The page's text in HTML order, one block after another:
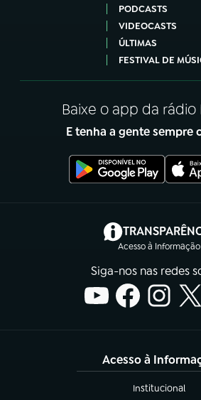
PODCASTS
VIDEOCASTS
ÚLTIMAS
FESTIVAL DE
Baixe o app da rádio
E tenha a gente sempre
Acesso à Informação
(abre
Siga-nos nas redes
Acesso à
Institucional
(abre em nova